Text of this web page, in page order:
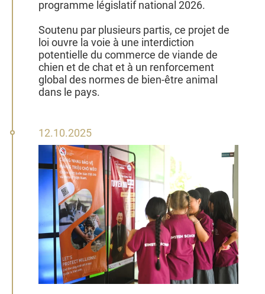
programme législatif national 2026.
Soutenu par plusieurs partis, ce projet de
loi ouvre la voie à une interdiction
potentielle du commerce de viande de
chien et de chat et à un renforcement
global des normes de bien‑être animal
dans le pays.
12
octobre
2025
12.10.2025